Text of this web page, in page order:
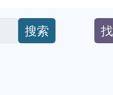
搜索